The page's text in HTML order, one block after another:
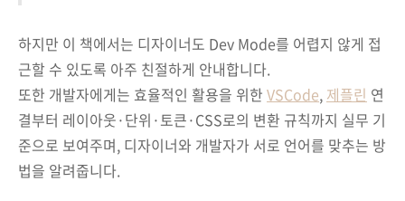
하지만 이 책에서는 디자이너도 Dev Mode를 어렵지 않게 접
근할 수 있도록 아주 친절하게 안내합니다.
또한 개발자에게는 효율적인 활용을 위한 VSCode, 제플린 연
결부터 레이아웃·단위·토큰·CSS로의 변환 규칙까지 실무 기
준으로 보여주며, 디자이너와 개발자가 서로 언어를 맞추는 방
법을 알려줍니다.